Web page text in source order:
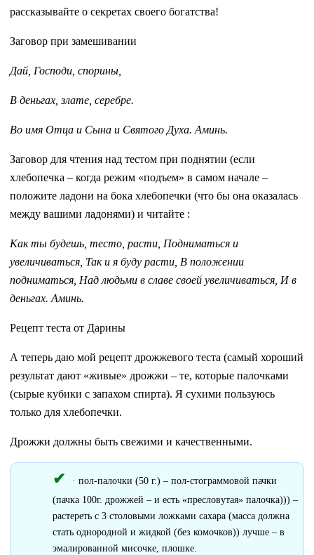
рассказывайте о секретах своего богатства!
Заговор при замешивании
Дай, Господи, спорины,
В деньгах, злате, серебре.
Во имя Отца и Сына и Святого Духа. Аминь.
Заговор для чтения над тестом при поднятии (если
хлебопечка – когда режим «подъем» в самом начале –
положите ладони на бока хлебопечки (что бы она оказалась
между вашими ладонями) и читайте :
Как ты будешь, тесто, расти, Подниматься и
увеличиваться, Так и я буду расти, В положении
подниматься, Над людьми в славе своей увеличиваться, И в
деньгах. Аминь.
Рецепт теста от Дарины
А теперь даю мой рецепт дрожжевого теста (самый хороший
результат дают «живые» дрожжи – те, которые палочками
(сырые кубики с запахом спирта). Я сухими пользуюсь
только для хлебопечки.
Дрожжи должны быть свежими и качественными.
· пол-палочки (50 г.) – пол-стограммовой пачки
(пачка 100г. дрожжей – и есть «пресловутая» палочка))) –
растереть с 3 столовыми ложками сахара (масса должна
стать однородной и жидкой (без комочков)) лучше – в
эмалированной мисочке, плошке.